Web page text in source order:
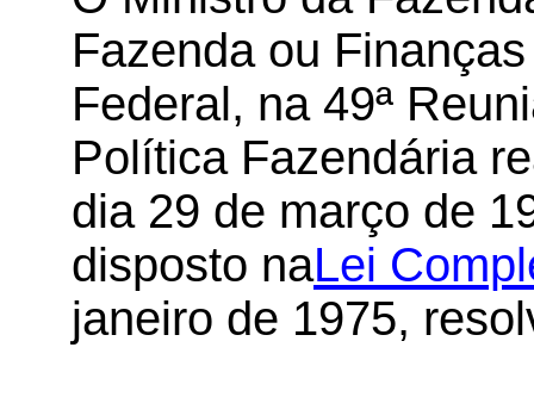
Fazenda ou
Federal, na 49ª
Política Fazendária
dia 29 de março de
disposto naLei
janeiro de 1975,